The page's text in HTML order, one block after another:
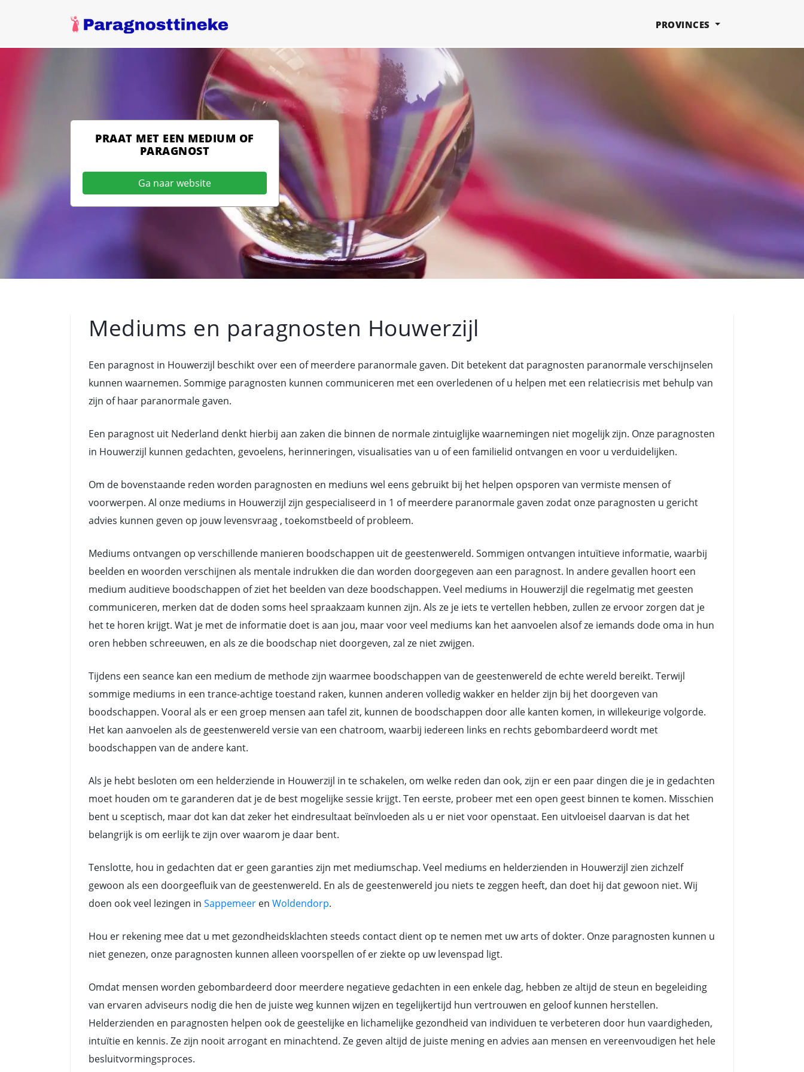
PROVINCES
PRAAT MET EEN MEDIUM OF
PARAGNOST
Ga naar website
Mediums en paragnosten Houwerzijl
Een paragnost in Houwerzijl beschikt over een of meerdere paranormale gaven. Dit betekent dat paragnosten paranormale verschijnselen
kunnen waarnemen. Sommige paragnosten kunnen communiceren met een overledenen of u helpen met een relatiecrisis met behulp van
zijn of haar paranormale gaven.
Een paragnost uit Nederland denkt hierbij aan zaken die binnen de normale zintuiglijke waarnemingen niet mogelijk zijn. Onze paragnosten
in Houwerzijl kunnen gedachten, gevoelens, herinneringen, visualisaties van u of een familielid ontvangen en voor u verduidelijken.
Om de bovenstaande reden worden paragnosten en mediuns wel eens gebruikt bij het helpen opsporen van vermiste mensen of
voorwerpen. Al onze mediums in Houwerzijl zijn gespecialiseerd in 1 of meerdere paranormale gaven zodat onze paragnosten u gericht
advies kunnen geven op jouw levensvraag , toekomstbeeld of probleem.
Mediums ontvangen op verschillende manieren boodschappen uit de geestenwereld. Sommigen ontvangen intuïtieve informatie, waarbij
beelden en woorden verschijnen als mentale indrukken die dan worden doorgegeven aan een paragnost. In andere gevallen hoort een
medium auditieve boodschappen of ziet het beelden van deze boodschappen. Veel mediums in Houwerzijl die regelmatig met geesten
communiceren, merken dat de doden soms heel spraakzaam kunnen zijn. Als ze je iets te vertellen hebben, zullen ze ervoor zorgen dat je
het te horen krijgt. Wat je met de informatie doet is aan jou, maar voor veel mediums kan het aanvoelen alsof ze iemands dode oma in hun
oren hebben schreeuwen, en als ze die boodschap niet doorgeven, zal ze niet zwijgen.
Tijdens een seance kan een medium de methode zijn waarmee boodschappen van de geestenwereld de echte wereld bereikt. Terwijl
sommige mediums in een trance-achtige toestand raken, kunnen anderen volledig wakker en helder zijn bij het doorgeven van
boodschappen. Vooral als er een groep mensen aan tafel zit, kunnen de boodschappen door alle kanten komen, in willekeurige volgorde.
Het kan aanvoelen als de geestenwereld versie van een chatroom, waarbij iedereen links en rechts gebombardeerd wordt met
boodschappen van de andere kant.
Als je hebt besloten om een helderziende in Houwerzijl in te schakelen, om welke reden dan ook, zijn er een paar dingen die je in gedachten
moet houden om te garanderen dat je de best mogelijke sessie krijgt. Ten eerste, probeer met een open geest binnen te komen. Misschien
bent u sceptisch, maar dot kan dat zeker het eindresultaat beïnvloeden als u er niet voor openstaat. Een uitvloeisel daarvan is dat het
belangrijk is om eerlijk te zijn over waarom je daar bent.
Tenslotte, hou in gedachten dat er geen garanties zijn met mediumschap. Veel mediums en helderzienden in Houwerzijl zien zichzelf
gewoon als een doorgeefluik van de geestenwereld. En als de geestenwereld jou niets te zeggen heeft, dan doet hij dat gewoon niet. Wij
doen ook veel lezingen in Sappemeer en Woldendorp.
Hou er rekening mee dat u met gezondheidsklachten steeds contact dient op te nemen met uw arts of dokter. Onze paragnosten kunnen u
niet genezen, onze paragnosten kunnen alleen voorspellen of er ziekte op uw levenspad ligt.
Omdat mensen worden gebombardeerd door meerdere negatieve gedachten in een enkele dag, hebben ze altijd de steun en begeleiding
van ervaren adviseurs nodig die hen de juiste weg kunnen wijzen en tegelijkertijd hun vertrouwen en geloof kunnen herstellen.
Helderzienden en paragnosten helpen ook de geestelijke en lichamelijke gezondheid van individuen te verbeteren door hun vaardigheden,
intuïtie en kennis. Ze zijn nooit arrogant en minachtend. Ze geven altijd de juiste mening en advies aan mensen en vereenvoudigen het hele
besluitvormingsproces.